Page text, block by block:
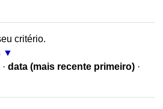
critério.
· data (mais recente primeiro) ·